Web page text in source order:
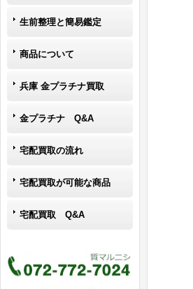
生前整理と簡易鑑定
商品について
兵庫 金プラチナ買取
金プラチナ Q&A
宅配買取の流れ
宅配買取が可能な商品
宅配買取 Q&A